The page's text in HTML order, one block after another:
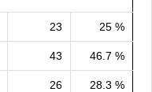
23 25 %
43 46.7 %
26 28.3 %